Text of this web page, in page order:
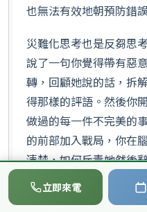
也無法有效地朝預防錯
災難化思考也是反芻思
說了一句你覺得帶有惡
轉，回顧她說的話，拆
得那樣的評語。然後你
做過的每一件不完美的
的前部加入戰局，你在
清楚，如何斥責她然後
弱和後果。你確信自己
會投射出一次次令人羞
立即來電
📞